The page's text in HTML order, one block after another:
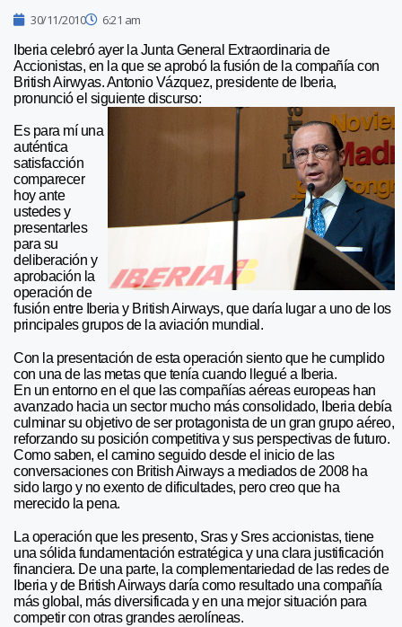
30/11/2010 6:21 am
Iberia celebró ayer la Junta General Extraordinaria de
Accionistas, en la que se aprobó la fusión de la compañía con
British Airwyas. Antonio Vázquez, presidente de Iberia,
pronunció el siguiente discurso:
Es para mí una
auténtica
satisfacción
comparecer
hoy ante
ustedes y
presentarles
para su
deliberación y
aprobación la
operación de
fusión entre Iberia y British Airways, que daría lugar a uno de los
principales grupos de la aviación mundial.
Con la presentación de esta operación siento que he cumplido
con una de las metas que tenía cuando llegué a Iberia.
En un entorno en el que las compañías aéreas europeas han
avanzado hacia un sector mucho más consolidado, Iberia debía
culminar su objetivo de ser protagonista de un gran grupo aéreo,
reforzando su posición competitiva y sus perspectivas de futuro.
Como saben, el camino seguido desde el inicio de las
conversaciones con British Airways a mediados de 2008 ha
sido largo y no exento de dificultades, pero creo que ha
merecido la pena.
La operación que les presento, Sras y Sres accionistas, tiene
una sólida fundamentación estratégica y una clara justificación
financiera. De una parte, la complementariedad de las redes de
Iberia y de British Airways daría como resultado una compañía
más global, más diversificada y en una mejor situación para
competir con otras grandes aerolíneas.